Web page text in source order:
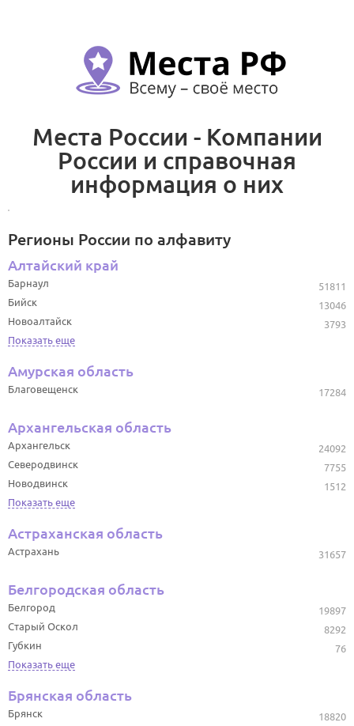
Места России - Компании
России и справочная
информация о них
Регионы России по алфавиту
Алтайский край
51811
Барнаул
13046
Бийск
3793
Новоалтайск
Показать еще
Амурская область
17284
Благовещенск
Архангельская область
24092
Архангельск
7755
Северодвинск
1512
Новодвинск
Показать еще
Астраханская область
31657
Астрахань
Белгородская область
19897
Белгород
8292
Старый Оскол
76
Губкин
Показать еще
Брянская область
18820
Брянск